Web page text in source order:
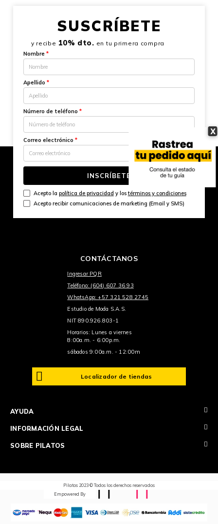
X
SUSCRÍBETE
y recibe 10% dto. en tu primera compra
Nombre *
Apellido *
Número de teléfono *
Correo electrónico *
INSCRÍBETE
Acepto la política de privacidad y lostérminos y condiciones
Acepto recibir comunicaciones de marketing (Email y SMS)
CONTÁCTANOS
Ingresar PQR
Teléfono: (604) 607 36 93
WhatsApp: +57 321 528 2745
Estudio de Moda S.A.S.
NIT 890.926.803-1
Horarios: Lunes a viernes
8:00a.m. - 6:00p.m.
sábados 9:00a.m. - 12:00m
Localizador de tiendas
AYUDA +
INFORMACIÓN LEGAL +
SOBRE PILATOS +
Pilatos 2023 © Todos los derechos reservados
Empowered By